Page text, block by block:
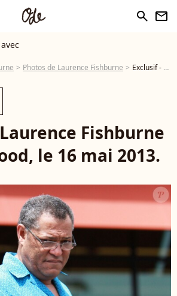
search newsletter
Photos de Laurence Fishburne Exclusif - Laurence Fishburne à Hollywood, le 16 mai 2013. - Photo
Fishburne
le 16 mai 2013.